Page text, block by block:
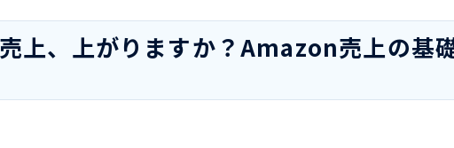
上、上がりますか？Amazon売上の基